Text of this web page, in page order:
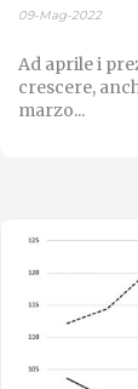
09-Mag-2022
Ad aprile i
crescere,
marzo...